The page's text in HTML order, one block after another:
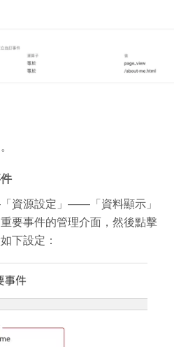
資源設定」——「資料顯示」
要事件的管理介面，然後點擊
下設定：